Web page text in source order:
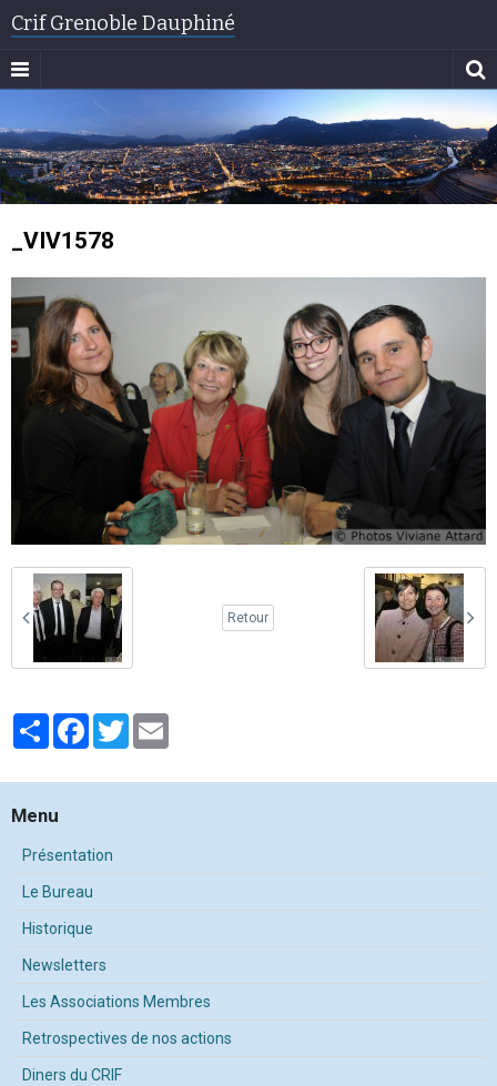
Crif Grenoble Dauphiné
_VIV1578
Retour
PartagerFacebook
Twitter
Menu
Présentation
Le Bureau
Historique
Newsletters
Les Associations Membres
Retrospectives de nos actions
Diners du CRIF